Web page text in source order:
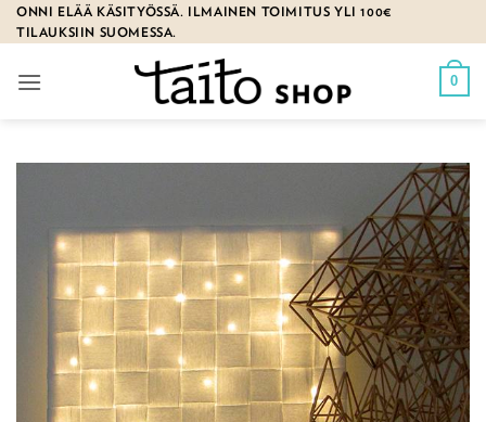
Skip
to
ONNI ELÄÄ KÄSITYÖSSÄ. ILMAINEN TOIMITUS YLI 100€
TILAUKSIIN SUOMESSA.
0